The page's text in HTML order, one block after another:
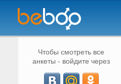
Чтобы смотреть все
анкеты - войдите через